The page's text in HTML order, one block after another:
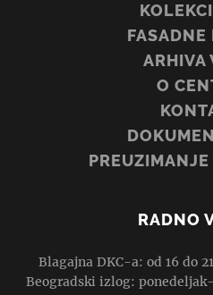
FASADNE
ARHIVA
O
RADNO
Blagajna DKC-a: od 16 do
Beogradski izlog: